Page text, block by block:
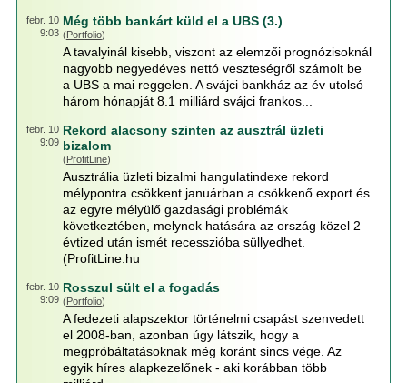
febr. 10
9:03
Még több bankárt küld el a UBS (3.)
(Portfolio)
A tavalyinál kisebb, viszont az elemzői prognózisoknál
nagyobb negyedéves nettó veszteségről számolt be
a UBS a mai reggelen. A svájci bankház az év utolsó
három hónapját 8.1 milliárd svájci frankos...
febr. 10
9:09
Rekord alacsony szinten az ausztrál üzleti
bizalom
(ProfitLine)
Ausztrália üzleti bizalmi hangulatindexe rekord
mélypontra csökkent januárban a csökkenő export és
az egyre mélyülő gazdasági problémák
következtében, melynek hatására az ország közel 2
évtized után ismét recesszióba süllyedhet.
(ProfitLine.hu
febr. 10
9:09
Rosszul sült el a fogadás
(Portfolio)
A fedezeti alapszektor történelmi csapást szenvedett
el 2008-ban, azonban úgy látszik, hogy a
megpróbáltatásoknak még koránt sincs vége. Az
egyik híres alapkezelőnek - aki korábban több